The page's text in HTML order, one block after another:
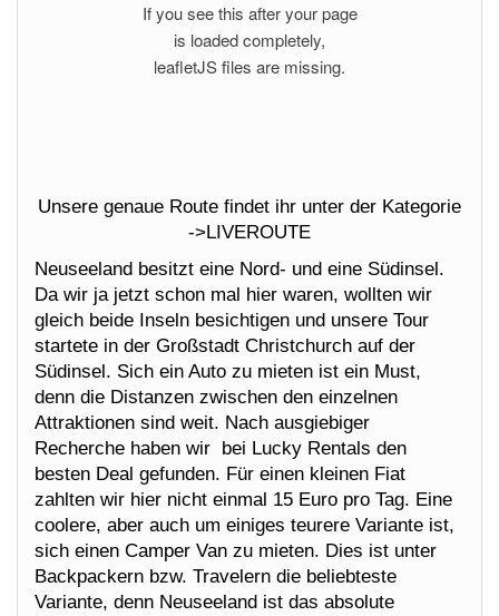
If you see this after your page
is loaded completely,
leafletJS files are missing.
Unsere genaue Route findet ihr unter der Kategorie
->LIVEROUTE
Neuseeland besitzt eine Nord- und eine Südinsel.
Da wir ja jetzt schon mal hier waren, wollten wir
gleich beide Inseln besichtigen und unsere Tour
startete in der Großstadt Christchurch auf der
Südinsel. Sich ein Auto zu mieten ist ein Must,
denn die Distanzen zwischen den einzelnen
Attraktionen sind weit. Nach ausgiebiger
Recherche haben wir bei Lucky Rentals den
besten Deal gefunden. Für einen kleinen Fiat
zahlten wir hier nicht einmal 15 Euro pro Tag. Eine
coolere, aber auch um einiges teurere Variante ist,
sich einen Camper Van zu mieten. Dies ist unter
Backpackern bzw. Travelern die beliebteste
Variante, denn Neuseeland ist das absolute